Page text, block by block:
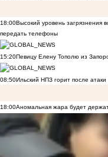
18:00Высокий уровень загрязнения
передать телефоны
15:20Певицу Елену Тополю из
08:50Ильский НПЗ горит после
18:00Аномальная жара будет